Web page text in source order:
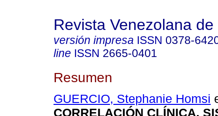
Revista Venezolana
versión impresa ISSN 0378-
line ISSN 2665-0401
Resumen
GUERCIO, Stephanie Homsi
CORRELACIÓN CLÍNICA,